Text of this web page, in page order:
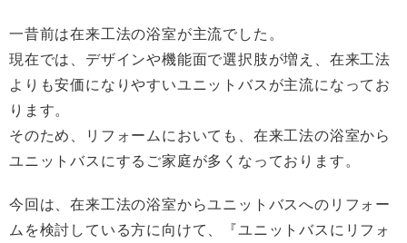
一昔前は在来工法の浴室が主流でした。
現在では、デザインや機能面で選択肢が増え、在来工法
よりも安価になりやすいユニットバスが主流になってお
ります。
そのため、リフォームにおいても、在来工法の浴室から
ユニットバスにするご家庭が多くなっております。
今回は、在来工法の浴室からユニットバスへのリフォー
ムを検討している方に向けて、『ユニットバスにリフォ